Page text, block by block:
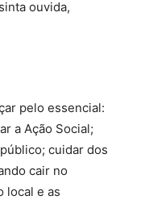
ouvida,
pelo essencial:
a Ação Social;
cuidar dos
cair no
local e as